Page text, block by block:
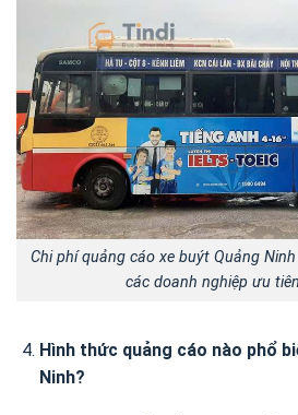
Chi phí quảng cáo xe buýt Quảng
các doanh nghiệp ưu
Hình thức quảng cáo nào phổ
Ninh?